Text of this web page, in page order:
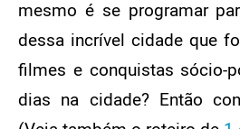
mesmo é se programar
dessa incrível cidade que
filmes e conquistas sócio-
dias na cidade? Então